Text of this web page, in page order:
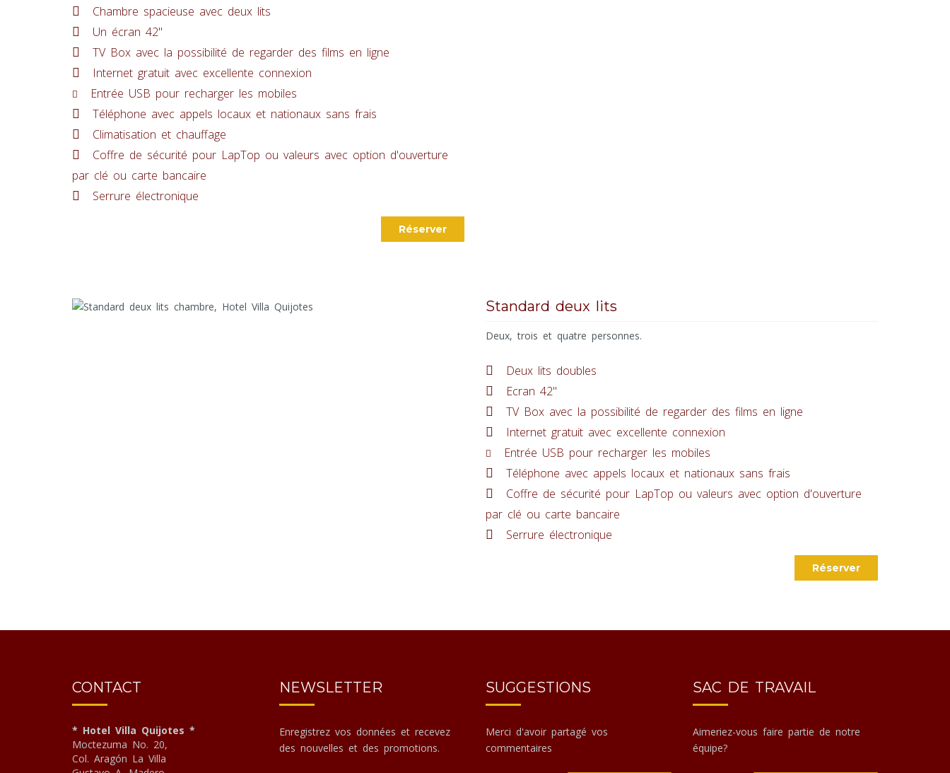
Chambre spacieuse avec deux lits
Un écran 42"
TV Box avec la possibilité de regarder des films en ligne
Internet gratuit avec excellente connexion
Entrée USB pour recharger les mobiles
Téléphone avec appels locaux et nationaux sans frais
Climatisation et chauffage
Coffre de sécurité pour LapTop ou valeurs avec option d'ouverture
par clé ou carte bancaire
Serrure électronique
Réserver
Standard deux lits
Deux, trois et quatre personnes.
Deux lits doubles
Ecran 42"
TV Box avec la possibilité de regarder des films en ligne
Internet gratuit avec excellente connexion
Entrée USB pour recharger les mobiles
Téléphone avec appels locaux et nationaux sans frais
Coffre de sécurité pour LapTop ou valeurs avec option d'ouverture
par clé ou carte bancaire
Serrure électronique
Réserver
CONTACT
* Hotel Villa Quijotes *
Moctezuma No. 20,
Col. Aragón La Villa
NEWSLETTER
Enregistrez vos données et recevez
des nouvelles et des promotions.
SUGGESTIONS
Merci d'avoir partagé vos
commentaires
SAC DE TRAVAIL
Aimeriez-vous faire partie de notre
équipe?